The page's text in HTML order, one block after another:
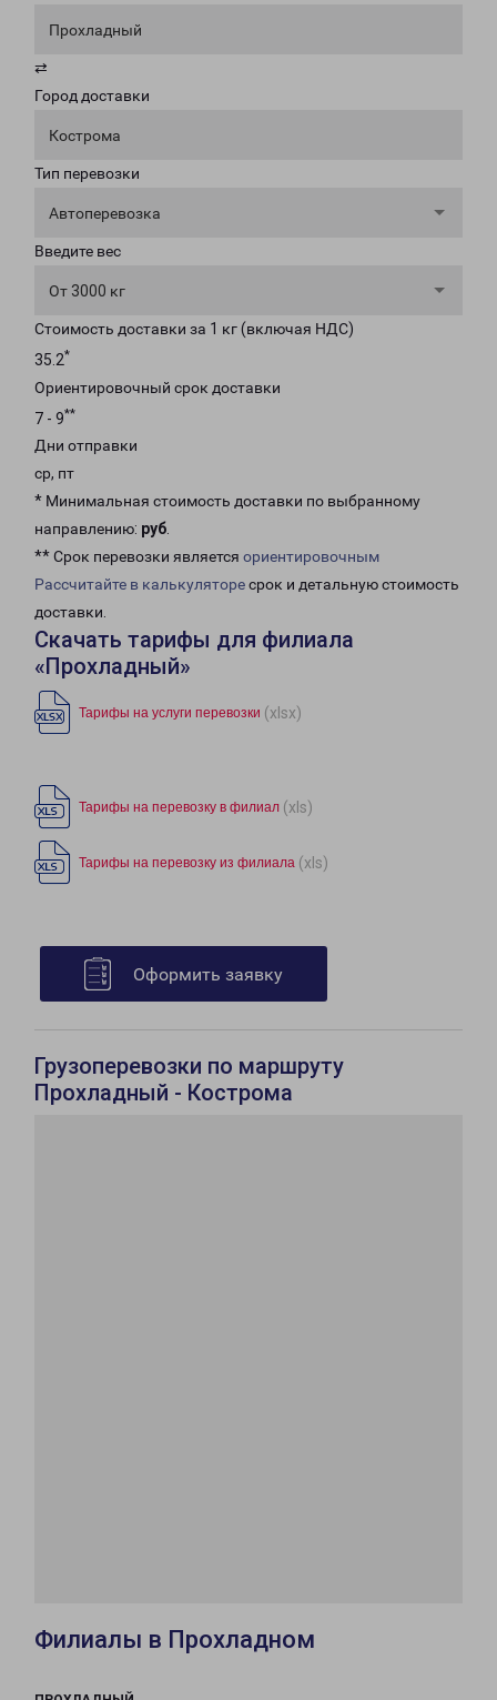
Прохладный
⇄
Город доставки
Кострома
Тип перевозки
Автоперевозка
Введите вес
От 3000 кг
Стоимость доставки за 1 кг (включая НДС)
35.2*
Ориентировочный срок доставки
7 - 9**
Дни отправки
ср, пт
* Минимальная стоимость доставки по выбранному
направлению: руб.
** Срок перевозки является ориентировочным
Рассчитайте в калькуляторесрок и детальную стоимость
доставки.
Скачать тарифы для филиала
«Прохладный»
Тарифы на услуги перевозки (xlsx)
Тарифы на перевозку в филиал (xls)
Тарифы на перевозку из филиала (xls)
Оформить заявку
Грузоперевозки по маршруту
Прохладный - Кострома
Филиалы в Прохладном